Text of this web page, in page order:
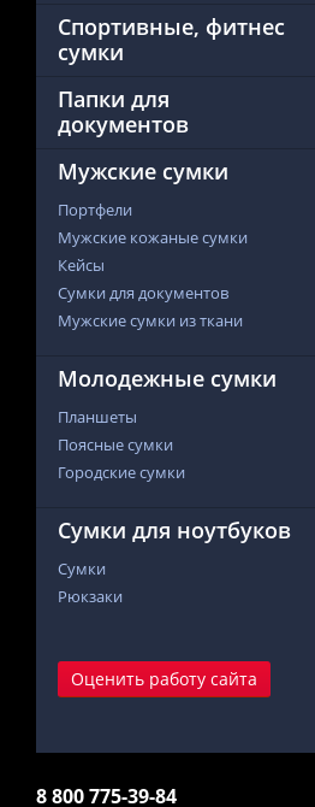
Спортивные, фитнес
сумки
Папки для
документов
Мужские сумки
Портфели
Мужские кожаные сумки
Кейсы
Сумки для документов
Мужские сумки из ткани
Молодежные сумки
Планшеты
Поясные сумки
Городские сумки
Сумки для ноутбуков
Сумки
Рюкзаки
Оценить работу сайта
8 800 775-39-84